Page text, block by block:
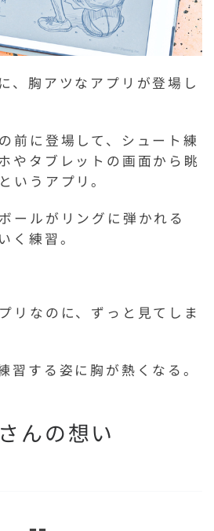
、胸アツなアプリが登場し
前に登場して、シュート練
やタブレットの画面から眺
いうアプリ。
ールがリングに弾かれる
く練習。
リなのに、ずっと見てしま
習する姿に胸が熱くなる。
んの想い